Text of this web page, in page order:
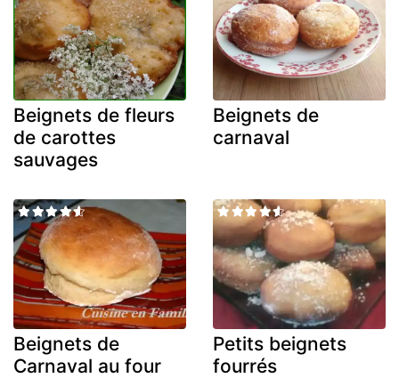
Beignets de fleurs
de carottes
sauvages
Beignets de
carnaval
Beignets de
Carnaval au four
Petits beignets
fourrés